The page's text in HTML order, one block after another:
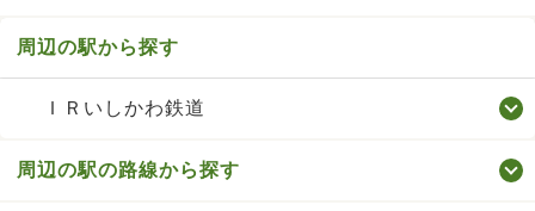
周辺の駅から探す
ＩＲいしかわ鉄道
周辺の駅の路線から探す